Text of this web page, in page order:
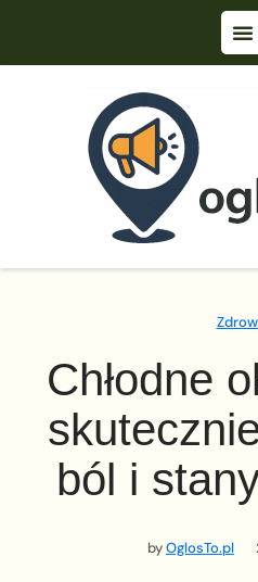
Chłodne
ból i
byOglosTo.pl